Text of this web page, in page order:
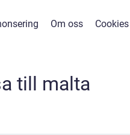
Om oss Cookies
till malta